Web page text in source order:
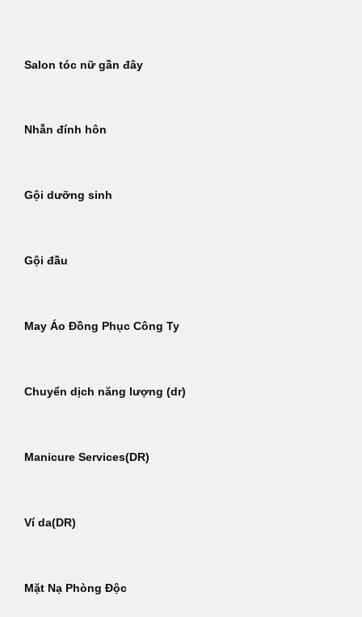
dungSalon tóc nữ gần đây
Nhẫn đính hôn
Gội dưỡng sinh
Gội đầu
May Áo Đồng Phục Công Ty
Chuyển dịch năng lượng (dr)
Manicure Services(DR)
Ví da(DR)
Mặt Nạ Phòng Độc